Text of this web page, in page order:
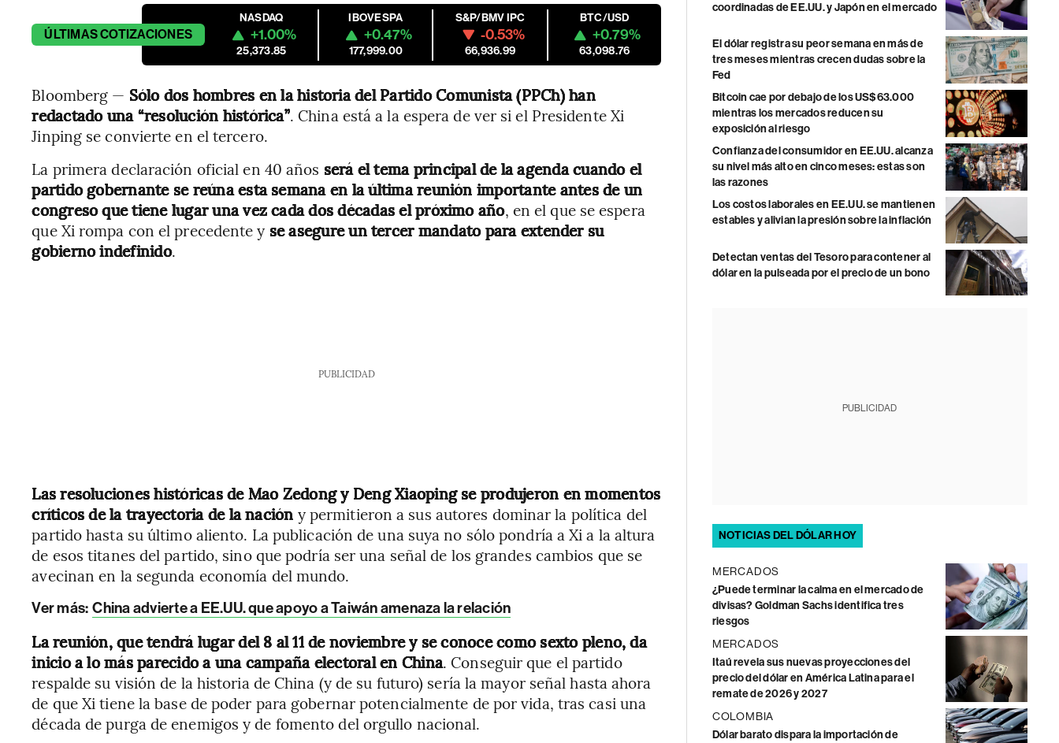
ÚLTIMASCOTIZACIONES
NASDAQ
+1.00%
25,373.85
IBOVESPA
+0.47%
177,999.00
S&P/BMV IPC
-0.53%
66,936.99
BTC/USD
+0.79%
63,098.76
Bloomberg — Sólo dos hombres en la historia del Partido Comunista (PPCh) han
redactado una “resolución histórica”. China está a la espera de ver si el Presidente Xi
Jinping se convierte en el tercero.
La primera declaración oficial en 40 años será el tema principal de la agenda cuando el
partido gobernante se reúna esta semana en la última reunión importante antes de un
congreso que tiene lugar una vez cada dos décadas el próximo año, en el que se espera
que Xi rompa con el precedente y se asegure un tercer mandato para extender su
gobierno indefinido.
PUBLICIDAD
Las resoluciones históricas de Mao Zedong y Deng Xiaoping se produjeron en momentos
críticos de la trayectoria de la nación y permitieron a sus autores dominar la política del
partido hasta su último aliento. La publicación de una suya no sólo pondría a Xi a la altura
de esos titanes del partido, sino que podría ser una señal de los grandes cambios que se
avecinan en la segunda economía del mundo.
Ver más: China advierte a EE.UU. que apoyo a Taiwán amenaza la relación
La reunión, que tendrá lugar del 8 al 11 de noviembre y se conoce como sexto pleno, da
inicio a lo más parecido a una campaña electoral en China. Conseguir que el partido
respalde su visión de la historia de China (y de su futuro) sería la mayor señal hasta ahora
de que Xi tiene la base de poder para gobernar potencialmente de por vida, tras casi una
década de purga de enemigos y de fomento del orgullo nacional.
coordinadas de EE.UU. y Japón en el mercado
El dólar registra su peor semana en más de
tres meses mientras crecen dudas sobre la
Fed
Bitcoin cae por debajo de los US$63.000
mientras los mercados reducen su
exposición al riesgo
Confianza del consumidor en EE.UU. alcanza
su nivel más alto en cinco meses: estas son
las razones
Los costos laborales en EE.UU. se mantienen
estables y alivian la presión sobre la inflación
Detectan ventas del Tesoro para contener al
dólar en la pulseada por el precio de un bono
PUBLICIDAD
NOTICIAS DEL DÓLAR HOY
MERCADOS
¿Puede terminar la calma en el mercado de
divisas? Goldman Sachs identifica tres
riesgos
MERCADOS
Itaú revela sus nuevas proyecciones del
precio del dólar en América Latina para el
remate de 2026 y 2027
COLOMBIA
Dólar barato dispara la importación de